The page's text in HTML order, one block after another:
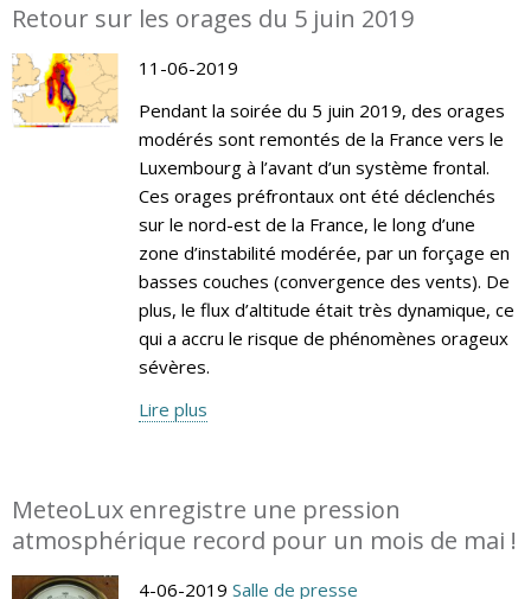
Retour sur les orages du 5 juin 2019
11-06-2019
Pendant la soirée du 5 juin 2019, des orages
modérés sont remontés de la France vers le
Luxembourg à l’avant d’un système frontal.
Ces orages préfrontaux ont été déclenchés
sur le nord-est de la France, le long d’une
zone d’instabilité modérée, par un forçage en
basses couches (convergence des vents). De
plus, le flux d’altitude était très dynamique, ce
qui a accru le risque de phénomènes orageux
sévères.
Lire plus
MeteoLux enregistre une pression
atmosphérique record pour un mois de mai !
4-06-2019 Salle de presse